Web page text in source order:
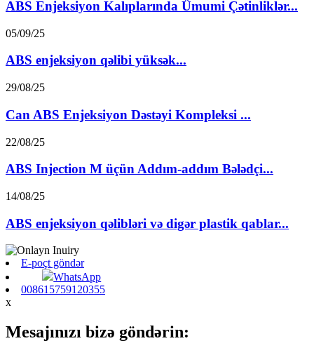
ABS Enjeksiyon Kalıplarında Ümumi Çətinliklər...
05/09/25
ABS enjeksiyon qəlibi yüksək...
29/08/25
Can ABS Enjeksiyon Dəstəyi Kompleksi ...
22/08/25
ABS Injection M üçün Addım-addım Bələdçi...
14/08/25
ABS enjeksiyon qəlibləri və digər plastik qablar...
E-poçt göndər
WhatsApp
008615759120355
x
Mesajınızı bizə göndərin: